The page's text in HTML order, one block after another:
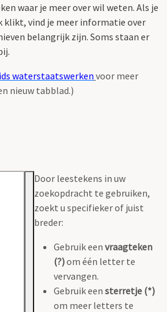
waar je meer over wil weten. Als je
klikt, vind je meer informatie over
belangrijk zijn. Soms staan er
waterstaatswerken voor meer
nieuw tabblad.)
Door leestekens in uw
zoekopdracht te gebruiken,
zoekt u specifieker of juist
breder:
Gebruik een vraagteken
(?)om één letter te
vervangen.
Gebruik een sterretje (*)
om meer letters te